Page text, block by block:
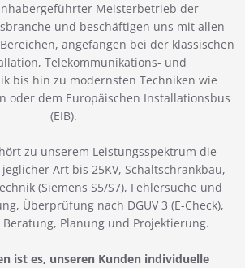
Meisterbetrieb der
und beschäftigen uns mit allen
angefangen bei der klassischen
Telekommunikations- und
bis hin zu modernsten Techniken wie
oder dem Europäischen Installationsbus
(EIB).
zu unserem Leistungsspektrum die
Art bis 25KV, Schaltschrankbau,
(Siemens S5/S7), Fehlersuche und
Überprüfung nach DGUV 3 (E-Check),
Planung und Projektierung.
ist es, unseren Kunden individuelle